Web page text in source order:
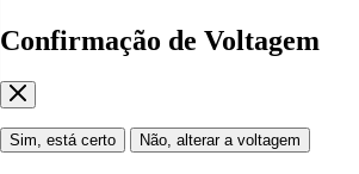
Confirmação de Voltagem
Sim, está certo Não, alterar a voltagem